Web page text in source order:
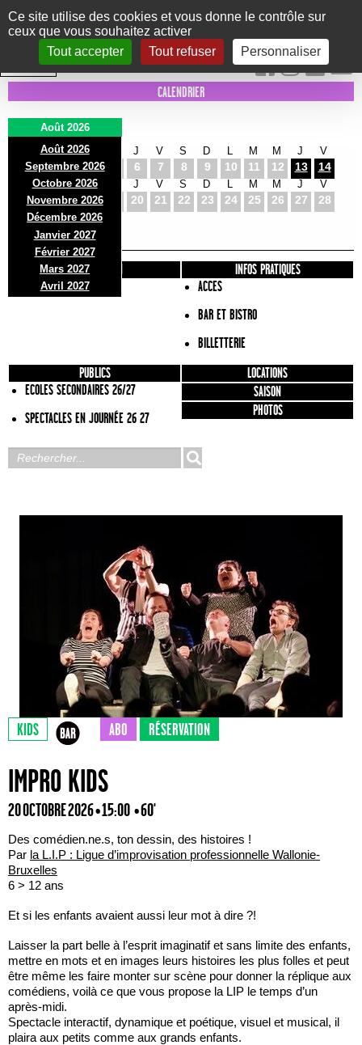
Panneau de gestion des cookies
Ce site utilise des cookies et vous donne le contrôle sur
ceux que vous souhaitez activer
Tout accepter
Tout refuser Personnaliser
Le Marni
CONCERTS DANSE/CIRQUE THÉÂTRE KIDS EXPOS EVENTS
INTRA MUROS
CALENDRIER
Août 2026
Août 2026
Septembre 2026
Octobre 2026
Novembre 2026
Décembre 2026
Janvier 2027
Février 2027
Mars 2027
Avril 2027
D
2
L
3
M
4
J
6
V
7
S
8
D
9 10
M
11
M
12
J
13
V
14
D
16
L
17
M
18
J
20
V
21
S
22
D
23 24
M
25
M
26
J
27
V
28
D
30
L
31
PRÉSENTATION
INFOS PRATIQUES
ACCES
BAR ET BISTRO
BILLETTERIE
PUBLICS
ECOLES SECONDAIRES 26/27
SPECTACLES EN JOURNÉE 26 27
LOCATIONS
SAISON
PHOTOS
KIDS ABO RÉSERVATION
IMPRO KIDS
20 OCTOBRE 2026 • 15:00 • 60'
Des comédien.ne.s, ton dessin, des histoires !
Par la L.I.P : Ligue d’improvisation professionnelle Wallonie-
Bruxelles
6 > 12 ans
Et si les enfants avaient aussi leur mot à dire ?!
Laisser la part belle à l’esprit imaginatif et sans limite des enfants,
mettre en mots et en images leurs histoires les plus folles et peut
être même les faire monter sur scène pour donner la réplique aux
comédiens, voilà ce que vous propose la LIP le temps d’un
après-midi.
Spectacle interactif, dynamique et poétique, visuel et musical, il
plaira aux petits comme aux grands enfants.